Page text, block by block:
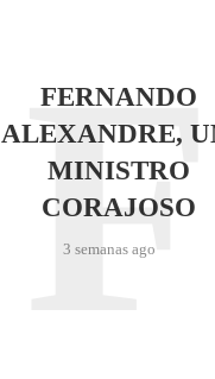
FERNANDO
ALEXANDRE,
MINISTRO
CORAJOSO
3 semanas ago
F